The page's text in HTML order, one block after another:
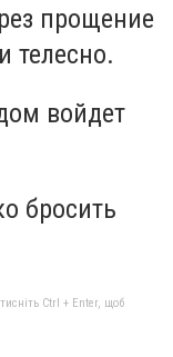
прощение
телесно.
войдет
бросить
Ctrl + Enter, щоб